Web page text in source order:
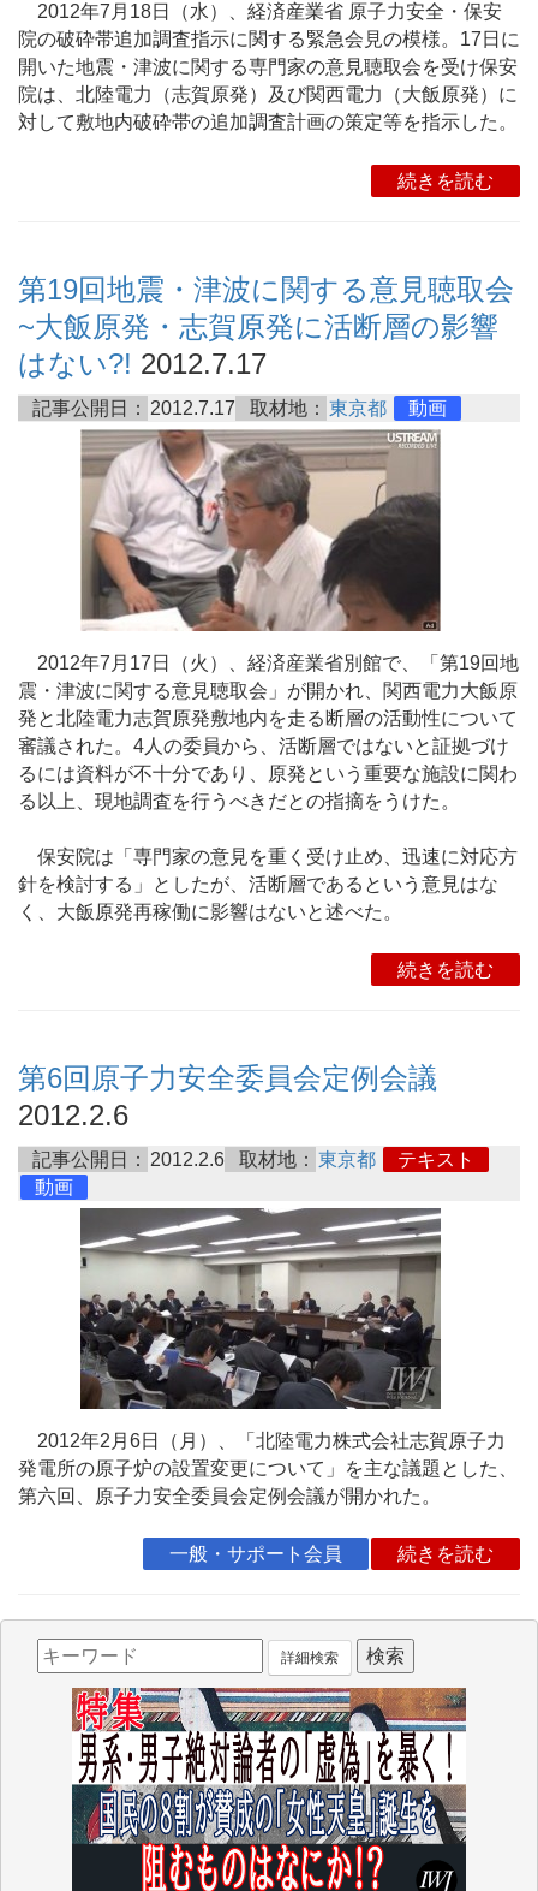
2012年7月18日（水）、経済産業省 原子力安全・保安
院の破砕帯追加調査指示に関する緊急会見の模様。17日に
開いた地震・津波に関する専門家の意見聴取会を受け保安
院は、北陸電力（志賀原発）及び関西電力（大飯原発）に
対して敷地内破砕帯の追加調査計画の策定等を指示した。
続きを読む
第19回地震・津波に関する意見聴取会
~大飯原発・志賀原発に活断層の影響
はない?! 2012.7.17
記事公開日： 2012.7.17 取材地： 東京都 動画
2012年7月17日（火）、経済産業省別館で、「第19回地
震・津波に関する意見聴取会」が開かれ、関西電力大飯原
発と北陸電力志賀原発敷地内を走る断層の活動性について
審議された。4人の委員から、活断層ではないと証拠づけ
るには資料が不十分であり、原発という重要な施設に関わ
る以上、現地調査を行うべきだとの指摘をうけた。
保安院は「専門家の意見を重く受け止め、迅速に対応方
針を検討する」としたが、活断層であるという意見はな
く、大飯原発再稼働に影響はないと述べた。
続きを読む
第6回原子力安全委員会定例会議
2012.2.6
記事公開日： 2012.2.6 取材地： 東京都
テキスト
動画
2012年2月6日（月）、「北陸電力株式会社志賀原子力
発電所の原子炉の設置変更について」を主な議題とした、
第六回、原子力安全委員会定例会議が開かれた。
一般・サポート会員 続きを読む
詳細検索